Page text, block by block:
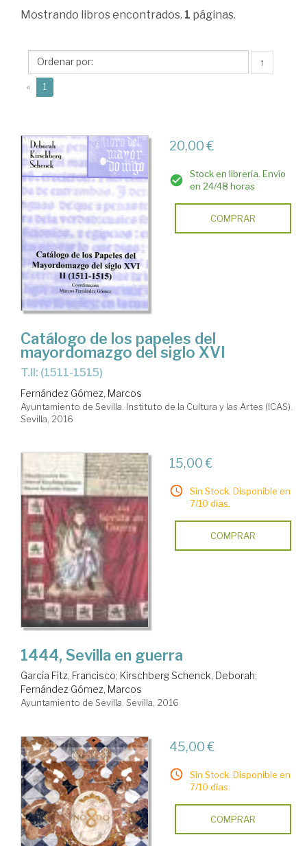
Fernández
Marcos
Mostrando libros encontrados. 1 páginas.
↑
« 1
20,00 €
Stock en librería. Envío
en 24/48 horas
COMPRAR
Catálogo de los papeles del
mayordomazgo del siglo XVI
T.II: (1511-1515)
Fernández Gómez, Marcos
Ayuntamiento de Sevilla. Instituto de la Cultura y las Artes (ICAS).
Sevilla, 2016
15,00 €
Sin Stock. Disponible en
7/10 días.
COMPRAR
1444, Sevilla en guerra
García Fitz, Francisco; Kirschberg Schenck, Deborah;
Fernández Gómez, Marcos
Ayuntamiento de Sevilla. Sevilla, 2016
45,00 €
Sin Stock. Disponible en
7/10 días.
COMPRAR